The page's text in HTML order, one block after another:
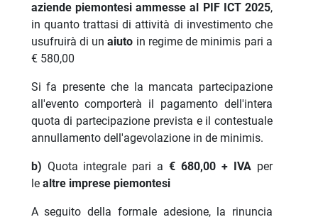
aziende piemontesi ammesse al PIF ICT 2025,
in quanto trattasi di attività di investimento che
usufruirà di unaiuto in regime de minimis pari a
€ 580,00
Si fa presente che la mancata partecipazione
all'evento comporterà il pagamento dell'intera
quota di partecipazione prevista e il contestuale
annullamento dell'agevolazione in de minimis.
b) Quota integrale pari a€ 680,00 + IVA per
le altre imprese piemontesi
A seguito della formale adesione, la rinuncia